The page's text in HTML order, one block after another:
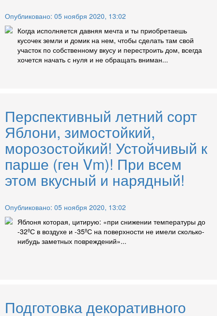
Опубликовано: 05 ноября 2020, 13:02
Когда исполняется давняя мечта и ты приобретаешь
кусочек земли и домик на нем, чтобы сделать там свой
участок по собственному вкусу и перестроить дом, всегда
хочется начать с нуля и не обращать вниман...
Перспективный летний сорт
Яблони, зимостойкий,
морозостойкий! Устойчивый к
парше (ген Vm)! При всем
этом вкусный и нарядный!
Опубликовано: 05 ноября 2020, 13:02
Яблоня которая, цитирую: «при снижении температуры до
-32ºС в воздухе и -35ºС на поверхности не имели сколько-
нибудь заметных повреждений»...
Подготовка декоративного